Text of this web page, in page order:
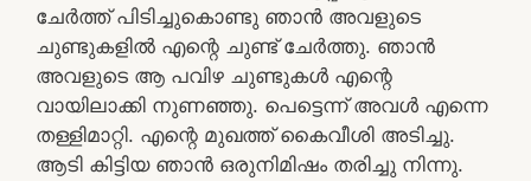
ചേർത്ത് പിടിച്ചുകൊണ്ടു ഞാൻ അവളുടെ
ചുണ്ടുകളിൽ എന്റെ ചുണ്ട് ചേർത്തു. ഞാൻ
അവളുടെ ആ പവിഴ ചുണ്ടുകൾ എന്റെ
വായിലാക്കി നുണഞ്ഞു. പെട്ടെന്ന് അവൾ എന്നെ
തള്ളിമാറ്റി. എന്റെ മുഖത്ത് കൈവീശി അടിച്ചു.
ആടി കിട്ടിയ ഞാൻ ഒരുനിമിഷം തരിച്ചു നിന്നു.